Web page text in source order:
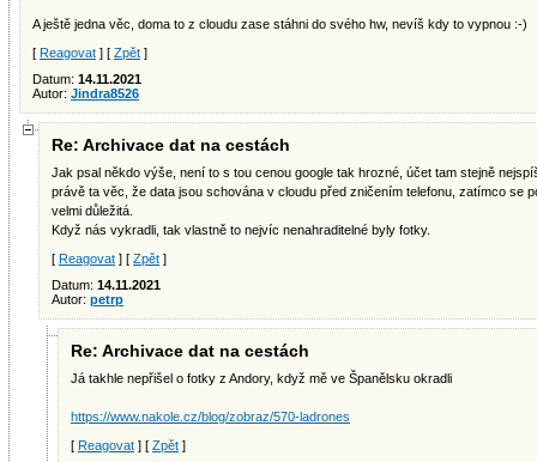
A ještě jedna věc, doma to z cloudu zase stáhni do svého hw, nevíš kdy to vypnou :-)
[ Reagovat ] [ Zpět ]
Datum: 14.11.2021
Autor: Jindra8526
Re: Archivace dat na cestách
Jak psal někdo výše, není to s tou cenou google tak hrozné, účet tam stejně
právě ta věc, že data jsou schována v cloudu před zničením telefonu, zatímco se
velmi důležitá.
Když nás vykradli, tak vlastně to nejvíc nenahraditelné byly fotky.
[ Reagovat ] [ Zpět ]
Datum: 14.11.2021
Autor: petrp
Re: Archivace dat na cestách
Já takhle nepřišel o fotky z Andory, když mě ve Španělsku okradli
https://www.nakole.cz/blog/zobraz/570-ladrones
[ Reagovat ] [ Zpět ]